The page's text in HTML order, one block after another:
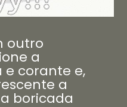
outro
a
e corante e,
a
boricada